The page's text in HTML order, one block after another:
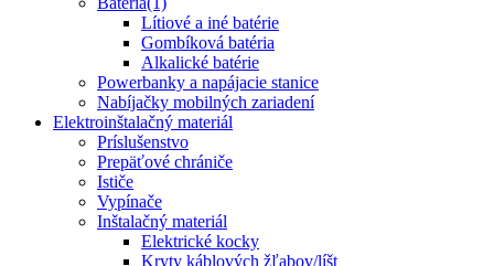
Lítiové a iné batérie
Gombíková batéria
Alkalické batérie
Powerbanky a napájacie stanice
Nabíjačky mobilných zariadení
Elektroinštalačný materiál
Príslušenstvo
Prepäťové chrániče
Ističe
Vypínače
Inštalačný materiál
Elektrické kocky
Kryty káblových žľabov/líšt